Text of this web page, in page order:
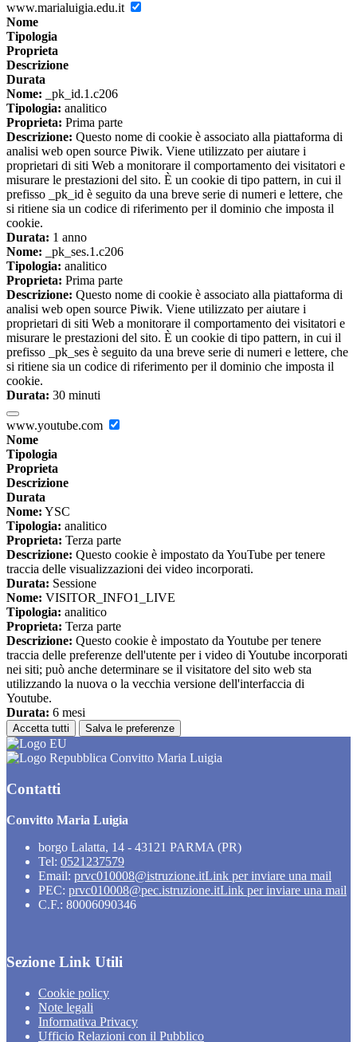
www.marialuigia.edu.it
Nome
Tipologia
Proprieta
Descrizione
Durata
Nome: _pk_id.1.c206
Tipologia: analitico
Proprieta: Prima parte
Descrizione: Questo nome di cookie è associato alla piattaforma di
analisi web open source Piwik. Viene utilizzato per aiutare i
proprietari di siti Web a monitorare il comportamento dei visitatori e
misurare le prestazioni del sito. È un cookie di tipo pattern, in cui il
prefisso _pk_id è seguito da una breve serie di numeri e lettere, che
si ritiene sia un codice di riferimento per il dominio che imposta il
cookie.
Durata: 1 anno
Nome: _pk_ses.1.c206
Tipologia: analitico
Proprieta: Prima parte
Descrizione: Questo nome di cookie è associato alla piattaforma di
analisi web open source Piwik. Viene utilizzato per aiutare i
proprietari di siti Web a monitorare il comportamento dei visitatori e
misurare le prestazioni del sito. È un cookie di tipo pattern, in cui il
prefisso _pk_ses è seguito da una breve serie di numeri e lettere, che
si ritiene sia un codice di riferimento per il dominio che imposta il
cookie.
Durata: 30 minuti
www.youtube.com
Nome
Tipologia
Proprieta
Descrizione
Durata
Nome: YSC
Tipologia: analitico
Proprieta: Terza parte
Descrizione: Questo cookie è impostato da YouTube per tenere
traccia delle visualizzazioni dei video incorporati.
Durata: Sessione
Nome: VISITOR_INFO1_LIVE
Tipologia: analitico
Proprieta: Terza parte
Descrizione: Questo cookie è impostato da Youtube per tenere
traccia delle preferenze dell'utente per i video di Youtube incorporati
nei siti; può anche determinare se il visitatore del sito web sta
utilizzando la nuova o la vecchia versione dell'interfaccia di
Youtube.
Durata: 6 mesi
Accetta tutti Salva le preferenze
Convitto Maria Luigia
Contatti
Convitto Maria Luigia
borgo Lalatta, 14 - 43121 PARMA (PR)
Tel: 0521237579
Email: prvc010008@istruzione.itLink per inviare una mail
PEC: prvc010008@pec.istruzione.itLink per inviare una mail
C.F.: 80006090346
Sezione Link Utili
Cookie policy
Note legali
Informativa Privacy
Ufficio Relazioni con il Pubblico